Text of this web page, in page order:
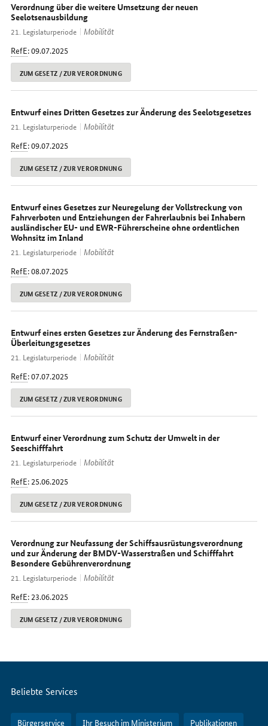
Verordnung über die weitere Umsetzung der neuen
Seelotsenausbildung
21. Legislaturperiode
Mobilität
RefE: 09.07.2025
ZUM GESETZ / ZUR VERORDNUNG
Entwurf eines Dritten Gesetzes zur Änderung des Seelotsgesetzes
21. Legislaturperiode
Mobilität
RefE: 09.07.2025
ZUM GESETZ / ZUR VERORDNUNG
Entwurf eines Gesetzes zur Neuregelung der Vollstreckung von
Fahrverboten und Entziehungen der Fahrerlaubnis bei Inhabern
ausländischer EU- und EWR-Führerscheine ohne ordentlichen
Wohnsitz im Inland
21. Legislaturperiode
Mobilität
RefE: 08.07.2025
ZUM GESETZ / ZUR VERORDNUNG
Entwurf eines ersten Gesetzes zur Änderung des Fernstraßen-
Überleitungsgesetzes
21. Legislaturperiode
Mobilität
RefE: 07.07.2025
ZUM GESETZ / ZUR VERORDNUNG
Entwurf einer Verordnung zum Schutz der Umwelt in der
Seeschifffahrt
21. Legislaturperiode
Mobilität
RefE: 25.06.2025
ZUM GESETZ / ZUR VERORDNUNG
Verordnung zur Neufassung der Schiffsausrüstungsverordnung
und zur Änderung der BMDV-Wasserstraßen und Schifffahrt
Besondere Gebührenverordnung
21. Legislaturperiode
Mobilität
RefE: 23.06.2025
ZUM GESETZ / ZUR VERORDNUNG
Servicemenü
Beliebte Services
Bürgerservice Ihr Besuch im Ministerium Publikationen